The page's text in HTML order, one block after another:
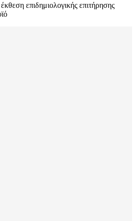
επιδημιολογικής επιτήρησης